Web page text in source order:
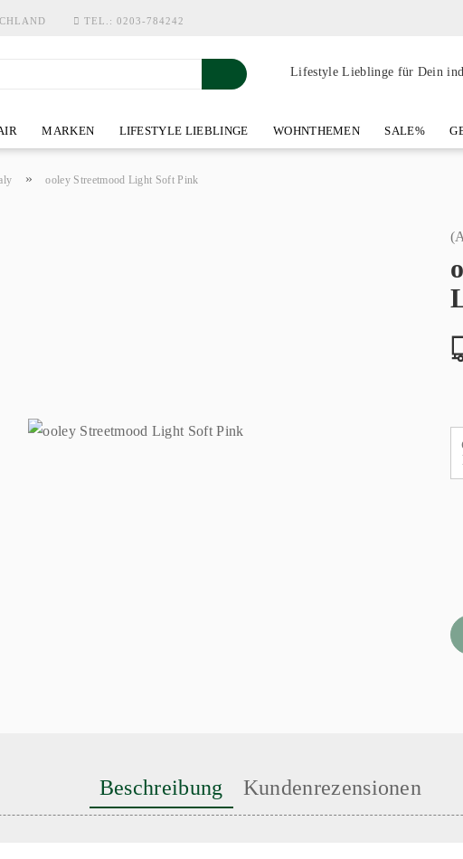
TEL.: 0203-784242
Lifestyle Lieblinge für Dein
MARKEN LIFESTYLE LIEBLINGE WOHNTHEMEN SALE%
» ooley Streetmood Light Soft Pink
Beschreibung Kundenrezensionen